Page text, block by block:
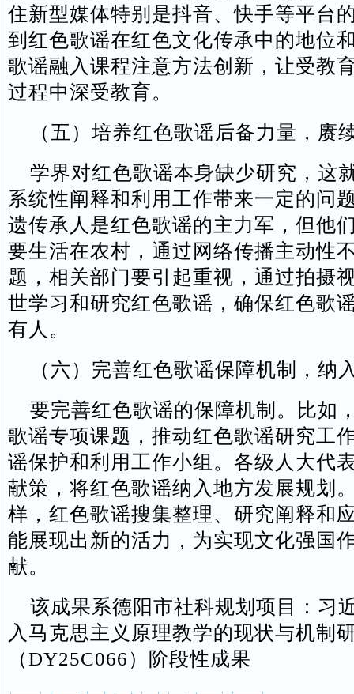
住新型媒体特别是抖音、快手等平台
到红色歌谣在红色文化传承中的地位
歌谣融入课程注意方法创新，让受教
过程中深受教育。
（五）培养红色歌谣后备力量，赓
学界对红色歌谣本身缺少研究，这
系统性阐释和利用工作带来一定的问
遗传承人是红色歌谣的主力军，但他
要生活在农村，通过网络传播主动性
题，相关部门要引起重视，通过拍摄
世学习和研究红色歌谣，确保红色歌
有人。
（六）完善红色歌谣保障机制，纳
要完善红色歌谣的保障机制。比如
歌谣专项课题，推动红色歌谣研究工
谣保护和利用工作小组。各级人大代
献策，将红色歌谣纳入地方发展规划
样，红色歌谣搜集整理、研究阐释和
能展现出新的活力，为实现文化强国
献。
该成果系德阳市社科规划项目：习
入马克思主义原理教学的现状与机制
（DY25C066）阶段性成果